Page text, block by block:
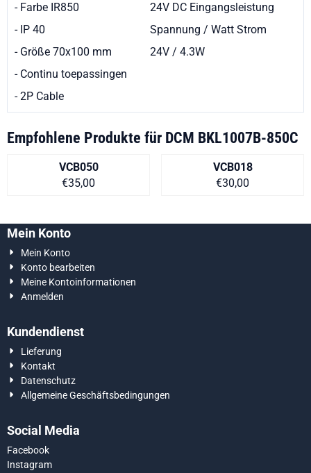
- Farbe IR850
- IP 40
- Größe 70x100 mm
- Continu toepassingen
- 2P Cable
24V DC Eingangsleistung
Spannung / Watt Strom
24V / 4.3W
Empfohlene Produkte für DCM BKL1007B-850C
VCB050
Preis auf Anfrage
€35,00
VCB018
Preis auf
€30,00
Mein Konto
Mein Konto
Konto bearbeiten
Meine Kontoinformationen
Anmelden
Kundendienst
Lieferung
Kontakt
Datenschutz
Allgemeine Geschäftsbedingungen
Social Media
Facebook
Instagram